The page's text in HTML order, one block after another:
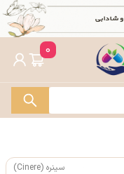
0
سینره (Cinere)